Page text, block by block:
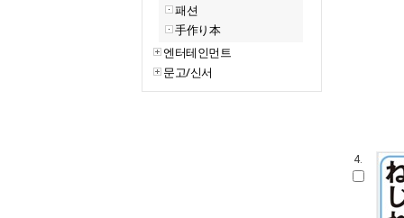
패션
手作り本
엔터테인먼트
문고/신서
4.